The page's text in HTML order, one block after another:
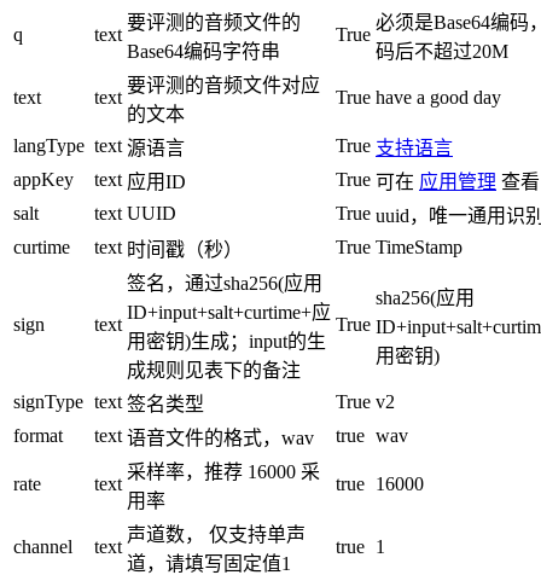
q text
要评测的音频文件的
Base64编码字符串
True
必须是Base64编码
码后不超过20M
text text
要评测的音频文件对应
的文本
True have a good day
langType text 源语言 True 支持语言
appKey
text 应用ID True 可在 应用管理 查看
salt
text UUID True uuid，唯一通用识
curtime
text 时间戳（秒） True TimeStamp
sign text
签名，通过sha256(应用
ID+input+salt+curtime+应
用密钥)生成；input的生
成规则见表下的备注
True
sha256(应用
用密钥)
signType text 签名类型 True v2
format
text 语音文件的格式，wav true wav
rate text
采样率，推荐 16000 采
用率
true 16000
channel text
声道数， 仅支持单声
道，请填写固定值1
true 1